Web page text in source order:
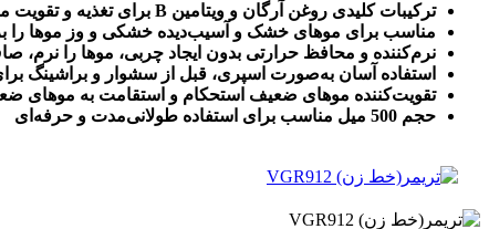
ترکیبات کلیدی روغن آرگان و ویتامین B برای تغذیه و تقویت مو
مناسب برای موهای خشک و آسیب‌دیده خشکی و وز موها را
نرم‌کننده و محافظ حرارتی بدون ایجاد چربی، موها را
استفاده آسان به‌صورت اسپری، قبل از سشوار و براشینگ
تقویت‌کننده موهای ضعیف استحکام و استقامت به
حجم 500 میل مناسب برای استفاده طولانی‌مدت و حرفه‌ای